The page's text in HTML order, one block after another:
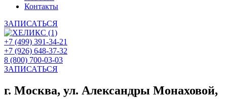
Контакты
ЗАПИСАТЬСЯ
+7 (499) 391-34-21
+7 (926) 648-37-32
8 (800) 700-03-03
ЗАПИСАТЬСЯ
г. Москва, ул. Александры Монаховой,